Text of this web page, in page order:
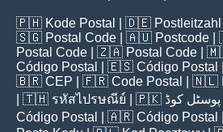
🇵🇭 Kode Postal | 🇩🇪 Postleitzahl
🇸🇬 Postal Code | 🇦🇺 Postcode |
Postal Code | 🇿🇦 Postal Code |
Código Postal
| 🇪🇸 Código Postal
🇧🇷 CEP | 🇫🇷 Code Postal | 🇳🇱
| 🇹🇭 รหัสไปรษณีย์ | 🇵🇰 پوسٹل کوڈ
Código Postal
| 🇦🇷 Código Postal